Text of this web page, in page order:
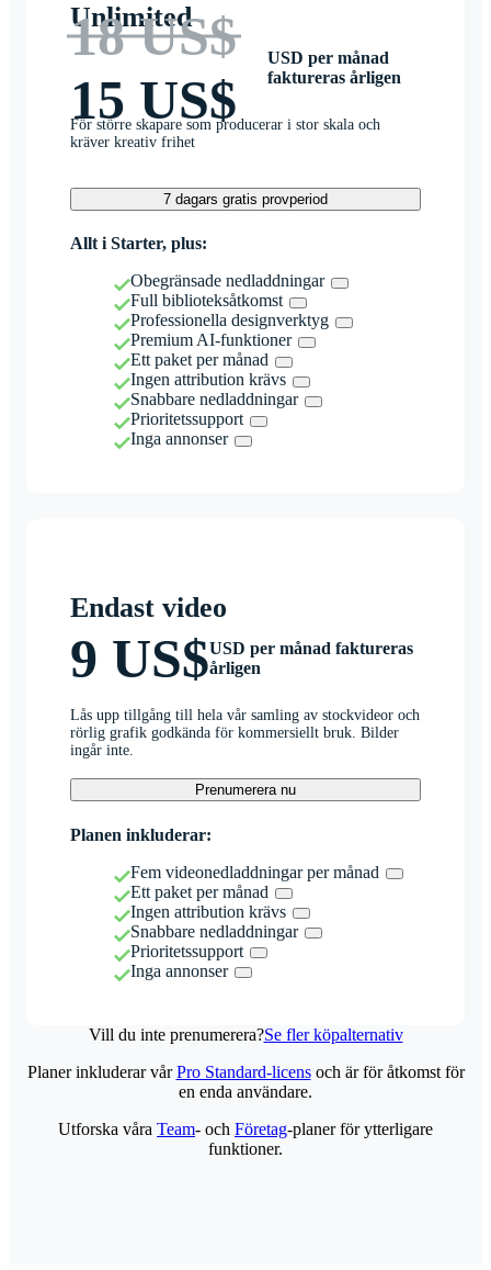
Unlimited
18 US$
15 US$
USD per månad
faktureras årligen
För större skapare som producerar i stor skala och
kräver kreativ frihet
7 dagars gratis provperiod
Allt i Starter, plus:
Obegränsade nedladdningar
Full biblioteksåtkomst
Professionella designverktyg
Premium AI-funktioner
Ett paket per månad
Ingen attribution krävs
Snabbare nedladdningar
Prioritetssupport
Inga annonser
Endast video
9 US$USD per månad faktureras
årligen
Lås upp tillgång till hela vår samling av stockvideor och
rörlig grafik godkända för kommersiellt bruk. Bilder
ingår inte.
Prenumerera nu
Planen inkluderar:
Fem videonedladdningar per månad
Ett paket per månad
Ingen attribution krävs
Snabbare nedladdningar
Prioritetssupport
Inga annonser
Vill du inte prenumerera?Se fler köpalternativ
Planer inkluderar vårPro Standard-licensoch är för åtkomst för
en enda användare.
Utforska våra Team- och Företag-planer för ytterligare
funktioner.